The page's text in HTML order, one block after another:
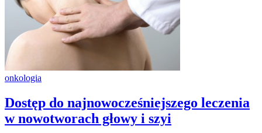
onkologia
Dostęp do najnowocześniejszego leczenia
w nowotworach głowy i szyi